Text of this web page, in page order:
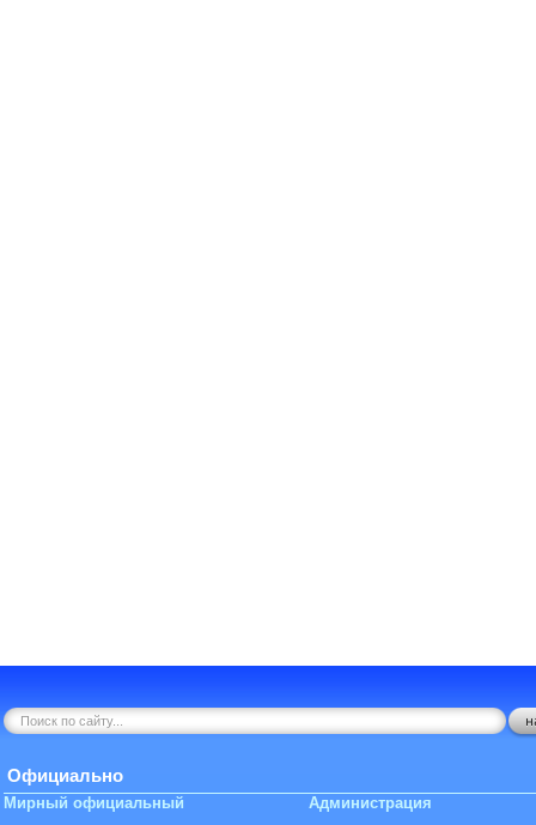
Официально
Мирный официальный Администрация